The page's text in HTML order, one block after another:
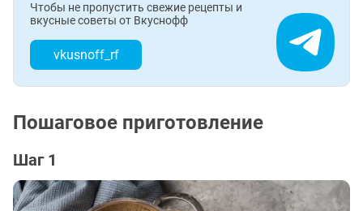
Чтобы не пропустить свежие рецепты и
вкусные советы от Вкуснофф
vkusnoff_rf
Пошаговое приготовление
Шаг 1